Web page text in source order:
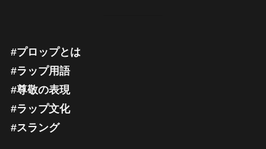
#プロップとは
#ラップ用語
#尊敬の表現
#ラップ文化
#スラング